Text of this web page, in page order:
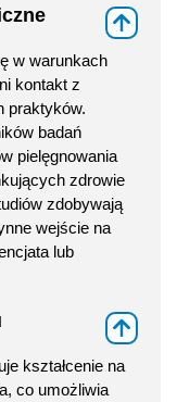
w warunkach
kontakt z
praktyków.
badań
pielęgnowania
zdrowie
zdobywają
wejście na
lub
kształcenie na
co umożliwia